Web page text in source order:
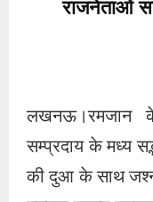
राजनेताओं
लखनऊ।रमजान
सम्प्रदाय के मध्य
की दुआ के साथ